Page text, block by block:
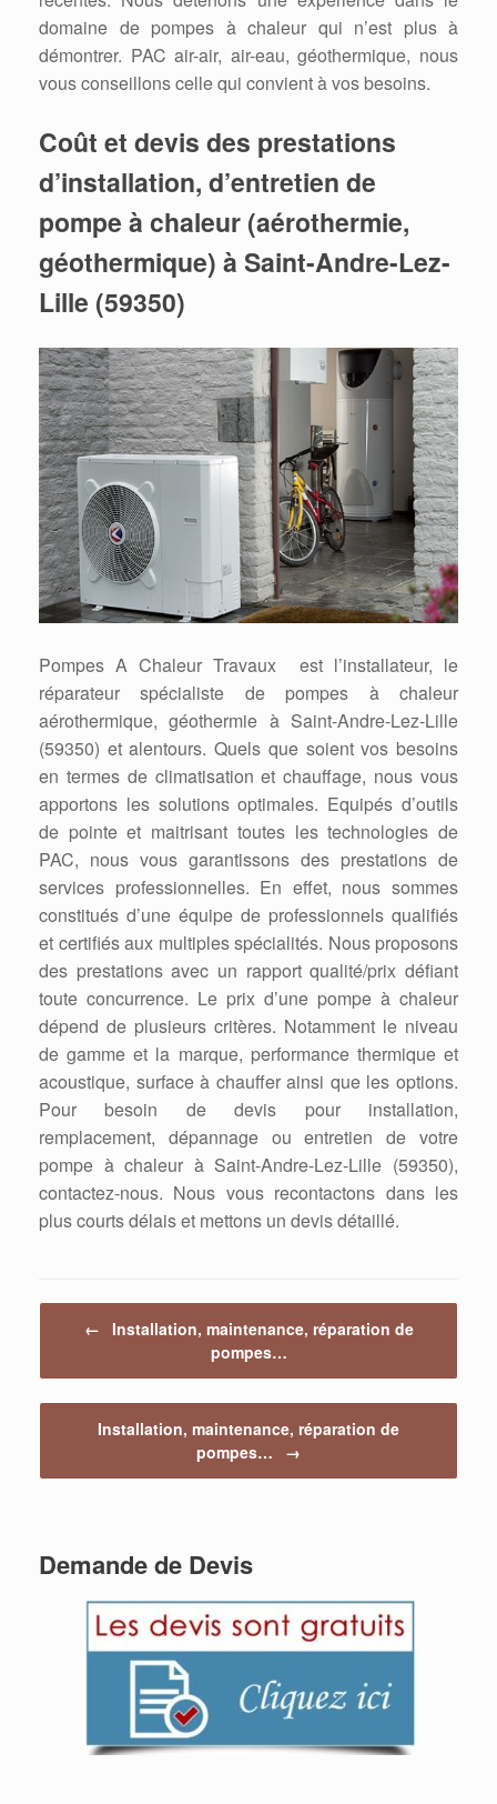
domaine de pompes à chaleur qui n’est plus à
démontrer. PAC air-air, air-eau, géothermique, nous
vous conseillons celle qui convient à vos besoins.
Coût et devis des prestations
d’installation, d’entretien de
pompe à chaleur (aérothermie,
géothermique) à Saint-Andre-Lez-
Lille (59350)
Pompes A Chaleur Travaux est l’installateur, le
réparateur spécialiste de pompes à chaleur
aérothermique, géothermie à Saint-Andre-Lez-Lille
(59350) et alentours. Quels que soient vos besoins
en termes de climatisation et chauffage, nous vous
apportons les solutions optimales. Equipés d’outils
de pointe et maitrisant toutes les technologies de
PAC, nous vous garantissons des prestations de
services professionnelles. En effet, nous sommes
constitués d’une équipe de professionnels qualifiés
et certifiés aux multiples spécialités. Nous proposons
des prestations avec un rapport qualité/prix défiant
toute concurrence. Le prix d’une pompe à chaleur
dépend de plusieurs critères. Notamment le niveau
de gamme et la marque, performance thermique et
acoustique, surface à chauffer ainsi que les options.
Pour besoin de devis pour installation,
remplacement, dépannage ou entretien de votre
pompe à chaleur à Saint-Andre-Lez-Lille (59350),
contactez-nous. Nous vous recontactons dans les
plus courts délais et mettons un devis détaillé.
←
Installation, maintenance, réparation de
pompes…
Installation, maintenance, réparation de
pompes…
→
Demande de Devis